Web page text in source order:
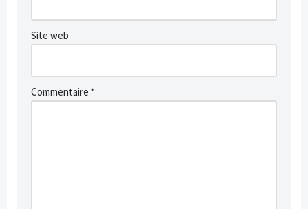
Site web
Commentaire *